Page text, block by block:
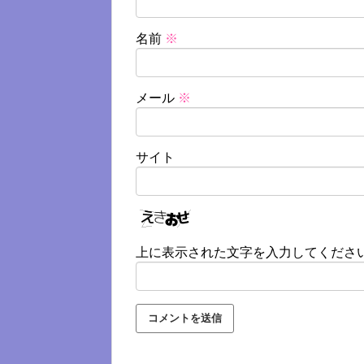
名前 ※
メール ※
サイト
上に表示された文字を入力してくださ